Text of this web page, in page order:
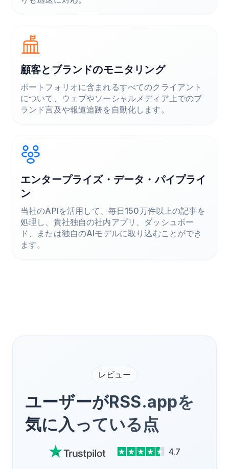
顧客とブランドのモニタリング
ポートフォリオに含まれるすべてのクライアント
について、ウェブやソーシャルメディア上でのブ
ランド言及や報道追跡を自動化します。
エンタープライズ・データ・パイプライ
ン
当社のAPIを活用して、毎日150万件以上の記事を
処理し、貴社独自の社内アプリ、ダッシュボー
ド、または独自のAIモデルに取り込むことができ
ます。
レビュー
ユーザーがRSS.appを
気に入っている点
4.7